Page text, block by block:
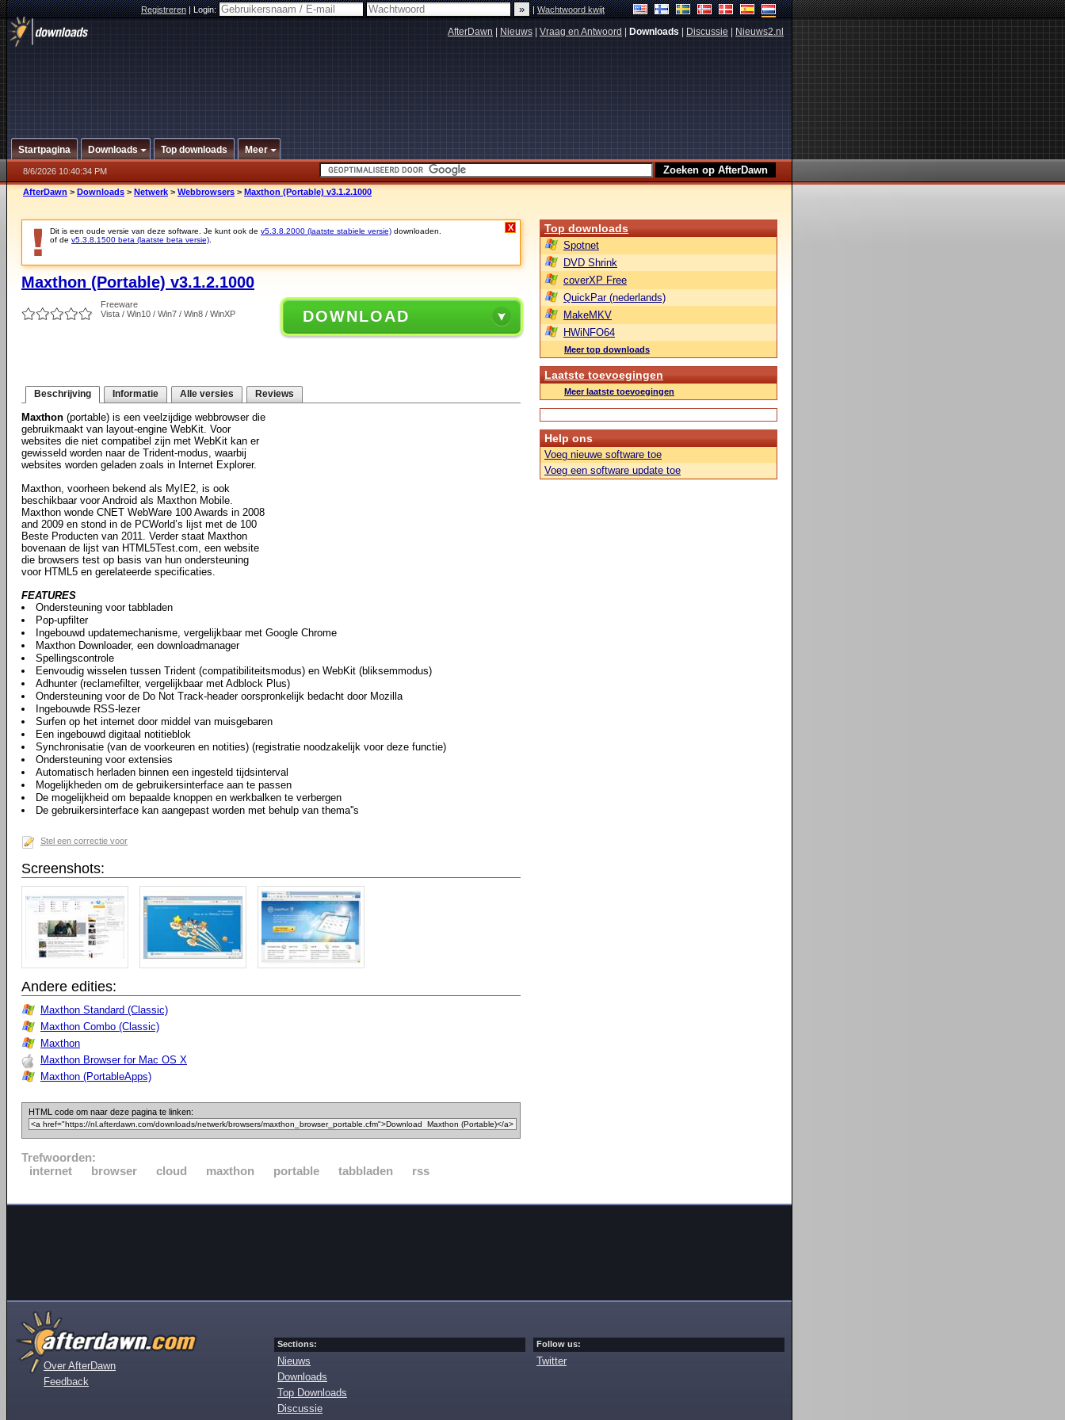
Registreren|Login: |Wachtwoord kwijt
AfterDawn Nieuws Vraag en Antwoord Downloads Discussie Nieuws2.nl
Startpagina Downloads Top downloads Meer
8/6/2026 10:40:34 PM
AfterDawn > Downloads > Netwerk > Webbrowsers > Maxthon (Portable) v3.1.2.1000
Dit is een oude versie van deze software. Je kunt ook de v5.3.8.2000 (laatste stabiele versie) downloaden.
of de v5.3.8.1500 beta (laatste beta versie)
X
Maxthon (Portable) v3.1.2.1000
Freeware
Vista / Win10 / Win7 / Win8 / WinXP
DOWNLOAD
Beschrijving Informatie Alle versies Reviews
Maxthon (portable) is een veelzijdige webbrowser die
gebruikmaakt van layout-engine WebKit. Voor
websites die niet compatibel zijn met WebKit kan er
gewisseld worden naar de Trident-modus, waarbij
websites worden geladen zoals in Internet Explorer.
Maxthon, voorheen bekend als MyIE2, is ook
beschikbaar voor Android als Maxthon Mobile.
Maxthon wonde CNET WebWare 100 Awards in 2008
and 2009 en stond in de PCWorld’s lijst met de 100
Beste Producten van 2011. Verder staat Maxthon
bovenaan de lijst van HTML5Test.com, een website
die browsers test op basis van hun ondersteuning
voor HTML5 en gerelateerde specificaties.
FEATURES
Ondersteuning voor tabbladen
Pop-upfilter
Ingebouwd updatemechanisme, vergelijkbaar met Google Chrome
Maxthon Downloader, een downloadmanager
Spellingscontrole
Eenvoudig wisselen tussen Trident (compatibiliteitsmodus) en WebKit (bliksemmodus)
Adhunter (reclamefilter, vergelijkbaar met Adblock Plus)
Ondersteuning voor de Do Not Track-header oorspronkelijk bedacht door Mozilla
Ingebouwde RSS-lezer
Surfen op het internet door middel van muisgebaren
Een ingebouwd digitaal notitieblok
Synchronisatie (van de voorkeuren en notities) (registratie noodzakelijk voor deze functie)
Ondersteuning voor extensies
Automatisch herladen binnen een ingesteld tijdsinterval
Mogelijkheden om de gebruikersinterface aan te passen
De mogelijkheid om bepaalde knoppen en werkbalken te verbergen
De gebruikersinterface kan aangepast worden met behulp van thema''s
Stel een correctie voor
Screenshots:
Andere edities:
Maxthon Standard (Classic)
Maxthon Combo (Classic)
Maxthon
Maxthon Browser for Mac OS X
Maxthon (PortableApps)
HTML code om naar deze pagina te linken:
Trefwoorden:
internet
browser cloud maxthon portable tabbladen rss
Top downloads
Spotnet
DVD Shrink
coverXP Free
QuickPar (nederlands)
MakeMKV
HWiNFO64
Meer top downloads
Laatste toevoegingen
Meer laatste toevoegingen
Help ons
Voeg nieuwe software toe
Voeg een software update toe
Over AfterDawn
Feedback
Sections:
Nieuws
Downloads
Top Downloads
Discussie
Follow us:
Twitter